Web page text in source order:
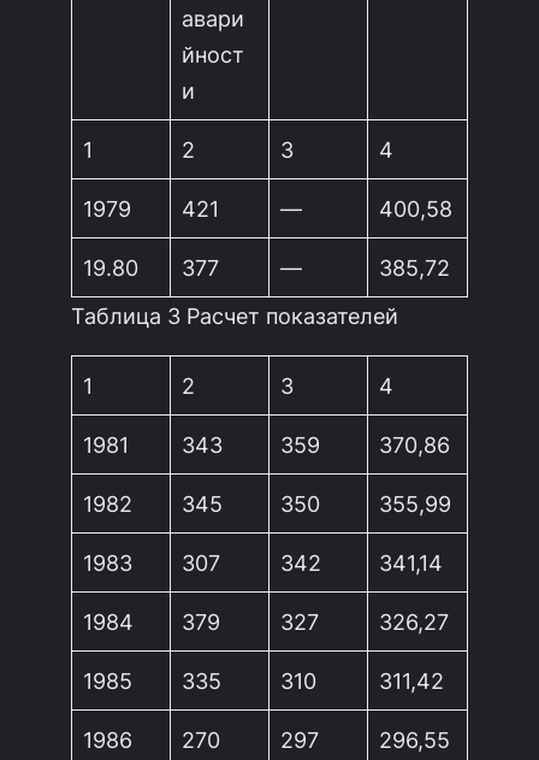
авари
йност
и
1 2 3 4
1979 421 — 400,58
19.80 377 —
385,72
Таблица 3 Расчет показателей
1 2 3 4
1981 343 359 370,86
1982 345 350 355,99
1983 307 342 341,14
1984 379 327 326,27
1985 335 310 311,42
1986 270 297 296,55